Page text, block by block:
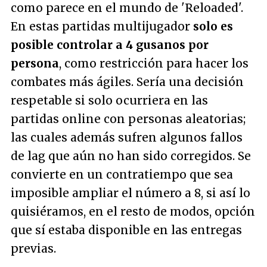
como parece en el mundo de 'Reloaded'.
En estas partidas multijugador solo es
posible controlar a 4 gusanos por
persona, como restricción para hacer los
combates más ágiles. Sería una decisión
respetable si solo ocurriera en las
partidas online con personas aleatorias;
las cuales además sufren algunos fallos
de lag que aún no han sido corregidos. Se
convierte en un contratiempo que sea
imposible ampliar el número a 8, si así lo
quisiéramos, en el resto de modos, opción
que sí estaba disponible en las entregas
previas.